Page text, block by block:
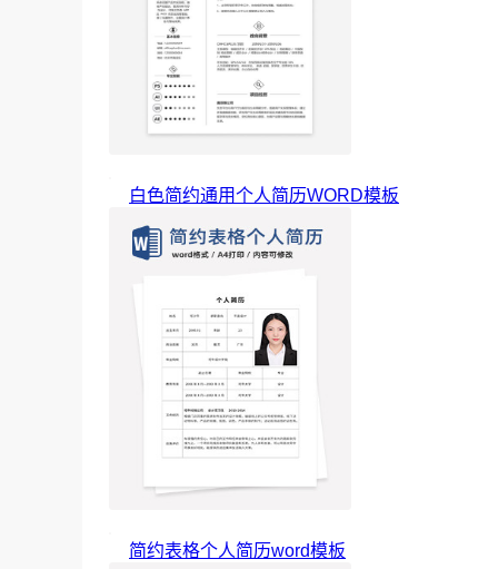
白色简约通用个人简历WORD模板
简约表格个人简历word模板